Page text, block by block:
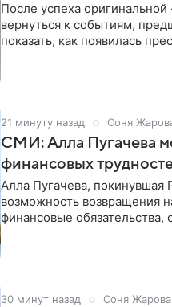
После успеха
вернуться к событиям,
показать, как появилась
21 минуту назад Соня
СМИ: Алла Пугачева
финансовых
Алла Пугачева, покинувшая
возможность возвращения
финансовые
30 минут назад Соня Жарова